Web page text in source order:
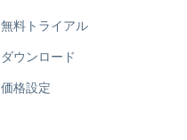
無料トライアル
ダウンロード
価格設定